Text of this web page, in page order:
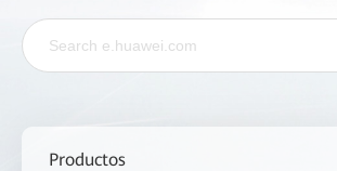
Productos